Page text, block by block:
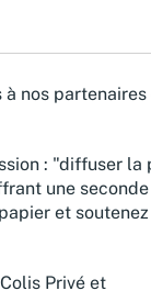
à nos
: "diffuser la
une
et
Privé et